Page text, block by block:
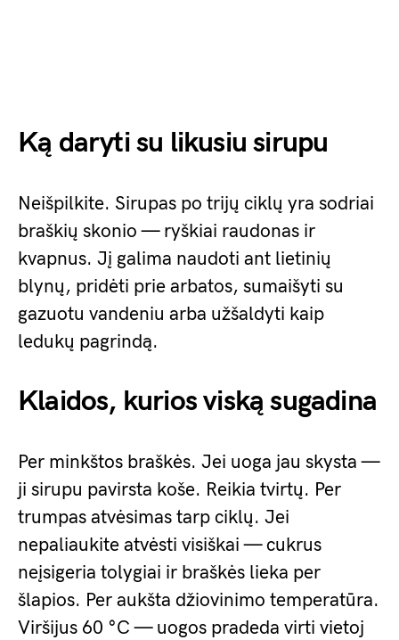
Ką daryti su likusiu sirupu
Neišpilkite. Sirupas po trijų ciklų yra sodriai
braškių skonio — ryškiai raudonas ir
kvapnus. Jį galima naudoti ant lietinių
blynų, pridėti prie arbatos, sumaišyti su
gazuotu vandeniu arba užšaldyti kaip
ledukų pagrindą.
Klaidos, kurios viską sugadina
Per minkštos braškės. Jei uoga jau skysta —
ji sirupu pavirsta koše. Reikia tvirtų. Per
trumpas atvėsimas tarp ciklų. Jei
nepaliaukite atvėsti visiškai — cukrus
neįsigeria tolygiai ir braškės lieka per
šlapios. Per aukšta džiovinimo temperatūra.
Viršijus 60 °C — uogos pradeda virti vietoj